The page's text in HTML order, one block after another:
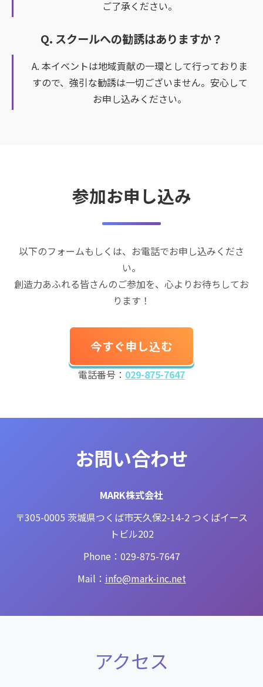
ご了承ください。
Q. スクールへの勧誘はありますか？
A. 本イベントは地域貢献の一環として行っておりま
すので、強引な勧誘は一切ございません。安心して
お申し込みください。
参加お申し込み
以下のフォームもしくは、お電話でお申し込みくださ
い。
創造力あふれる皆さんのご参加を、心よりお待ちしてお
ります！
今すぐ申し込む
電話番号： 029-875-7647
お問い合わせ
MARK株式会社
〒305-0005 茨城県つくば市天久保2-14-2 つくばイース
トビル202
Phone：029-875-7647
Mail： info@mark-inc.net
アクセス